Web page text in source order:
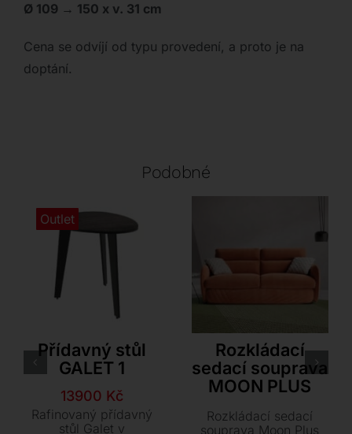
Ø 109 → 150 x v. 31 cm
Cena se odvíjí od typu provedení, a proto je na
doptání.
Podobné
Outlet
Přídavný stůl
GALET 1
Původní
cena
byla:
13900 Kč
Aktuální
cena
je:
Rafinovaný přídavný
stůl Galet v
Rozkládací
sedací souprava
MOON PLUS
Rozkládací sedací
souprava Moon Plus